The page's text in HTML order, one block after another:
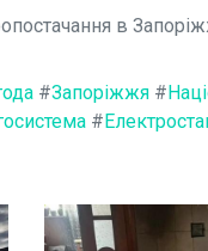
в
#Запоріжжя #
#